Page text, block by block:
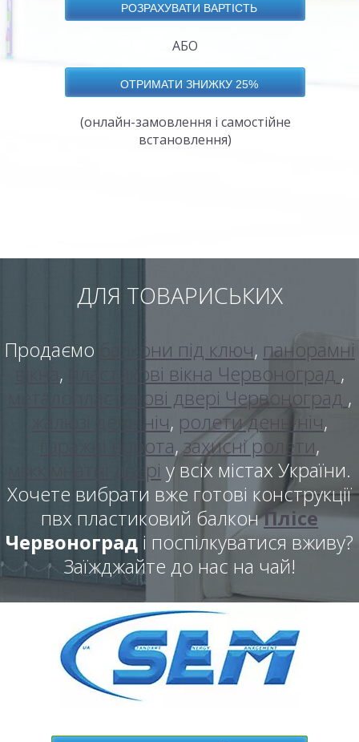
АБО
(онлайн-замовлення і самостійне
встановлення)
ДЛЯ ТОВАРИСЬКИХ
Продаємо балкони під ключ, панорамні
, пластикові вікна Червоноград ,
металопластикові двері Червоноград ,
жалюзі день ніч, ролети день-ніч,
гаражні ворота,захисні ролети,
міжкімнатні двері у всіх містах України.
Хочете вибрати вже готові конструкції
пвх пластиковий балконПлісе
Червоноград і поспілкуватися вживу?
Заїжджайте до нас на чай!